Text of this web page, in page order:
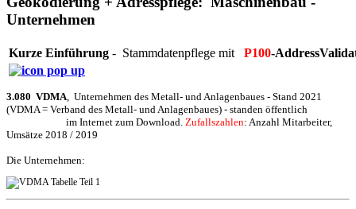
Unternehmen
Kurze Einführung - Stammdatenpflege mit P100-
3.080 VDMA , Unternehmen des Metall- und Anlagenbaues - Stand 2021
(VDMA = Verband des Metall- und Anlagenbaues) - standen öffentlich
im Internet zum Download. Zufallszahlen: Anzahl Mitarbeiter,
Umsätze 2018 / 2019
Die Unternehmen: